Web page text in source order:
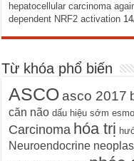
hepatocellular carcinoma
dependent NRF2 activation
Từ khóa phổ biến
ASCO asco 2017
căn não dấu hiệu sớm esmo
Carcinoma hóa trị
Neuroendocrine